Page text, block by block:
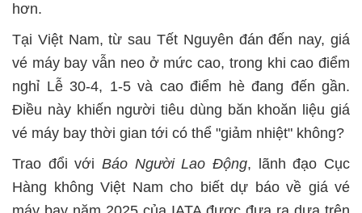
hơn.
Tại Việt Nam, từ sau Tết Nguyên đán đến nay, giá
vé máy bay vẫn neo ở mức cao, trong khi cao điểm
nghỉ Lễ 30-4, 1-5 và cao điểm hè đang đến gần.
Điều này khiến người tiêu dùng băn khoăn liệu giá
vé máy bay thời gian tới có thể "giảm nhiệt" không?
Trao đổi với Báo Người Lao Động, lãnh đạo Cục
Hàng không Việt Nam cho biết dự báo về giá vé